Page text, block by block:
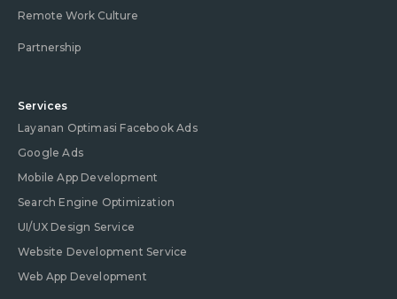
Remote Work Culture
Partnership
Services
Layanan Optimasi Facebook Ads
Google Ads
Mobile App Development
Search Engine Optimization
UI/UX Design Service
Website Development Service
Web App Development